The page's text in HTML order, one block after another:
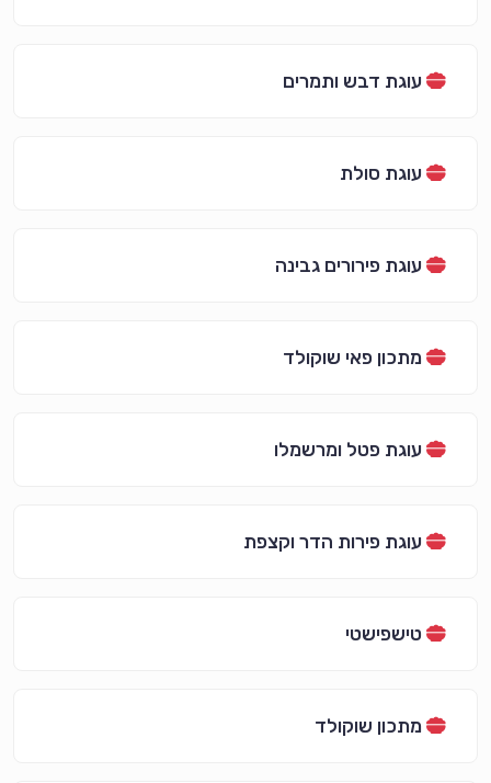
עוגת דבש ותמרים
עוגת סולת
עוגת פירורים גבינה
מתכון פאי שוקולד
עוגת פטל ומרשמלו
עוגת פירות הדר וקצפת
טישפישטי
מתכון שוקולד